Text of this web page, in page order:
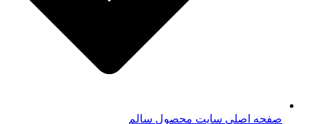
صفحه اصلی سایت محصول سالم